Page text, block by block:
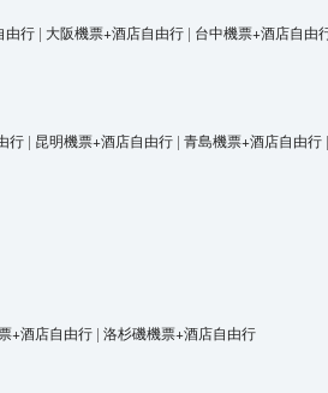
由行 | 大阪機票+酒店自由行 | 台中機票+酒店自由
行 | 昆明機票+酒店自由行 | 青島機票+酒店自由行 |
+酒店自由行 | 洛杉磯機票+酒店自由行